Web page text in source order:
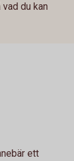
du kan
ett